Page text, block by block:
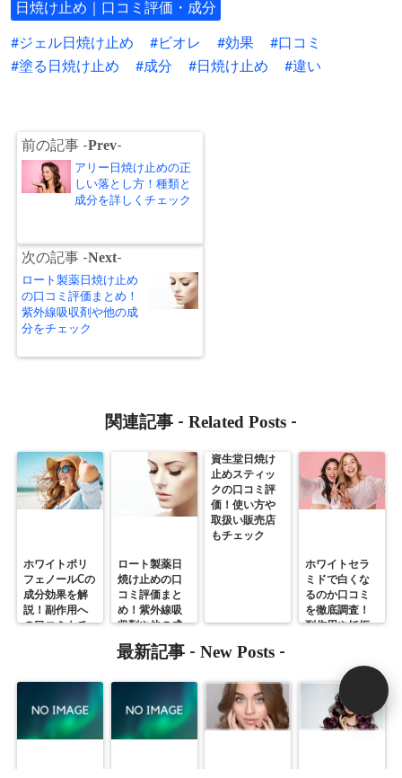
日焼け止め｜口コミ評価・成分
ジェル日焼け止め ビオレ 効果
口コミ
塗る日焼け止め
成分 日焼け止め 違い
前の記事 -Prev-
アリー日焼け止めの正
しい落とし方！種類と
成分を詳しくチェック
次の記事 -Next-
ロート製薬日焼け止め
の口コミ評価まとめ！
紫外線吸収剤や他の成
分をチェック
関連記事 - Related Posts -
ホワイトポリ
フェノールCの
成分効果を解
説！副作用へ
の口コミもチ
ロート製薬日
焼け止めの口
コミ評価まと
め！紫外線吸
収剤や他の成
分をチェック
資生堂日焼け
止めスティッ
クの口コミ評
価！使い方や
取扱い販売店
もチェック
ホワイトセラ
ミドで白くな
るのか口コミ
を徹底調査！
副作用や妊娠
最新記事 - New Posts -